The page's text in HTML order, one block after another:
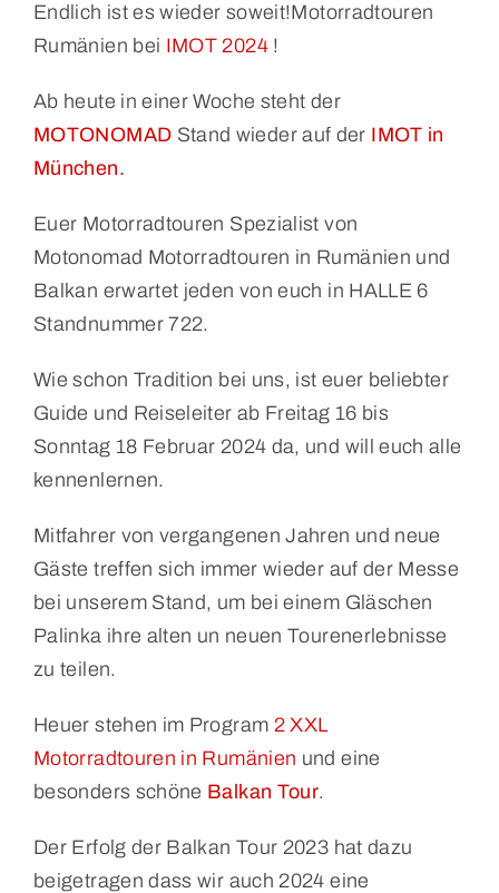
Endlich ist es wieder soweit!Motorradtouren
Rumänien bei IMOT 2024!
Ab heute in einer Woche steht der
MOTONOMAD Stand wieder auf der IMOT in
München.
Euer Motorradtouren Spezialist von
Motonomad Motorradtouren in Rumänien und
Balkan erwartet jeden von euch in HALLE 6
Standnummer 722.
Wie schon Tradition bei uns, ist euer beliebter
Guide und Reiseleiter ab Freitag 16 bis
Sonntag 18 Februar 2024 da, und will euch alle
kennenlernen.
Mitfahrer von vergangenen Jahren und neue
Gäste treffen sich immer wieder auf der Messe
bei unserem Stand, um bei einem Gläschen
Palinka ihre alten un neuen Tourenerlebnisse
zu teilen.
Heuer stehen im Program 2 XXL
Motorradtouren in Rumänien und eine
besonders schöne Balkan Tour.
Der Erfolg der Balkan Tour 2023 hat dazu
beigetragen dass wir auch 2024 eine